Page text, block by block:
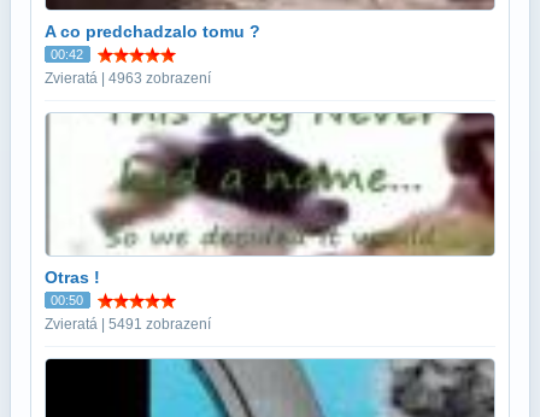
A co predchadzalo tomu ?
00:42
Zvieratá | 4963 zobrazení
Otras !
00:50
Zvieratá | 5491 zobrazení